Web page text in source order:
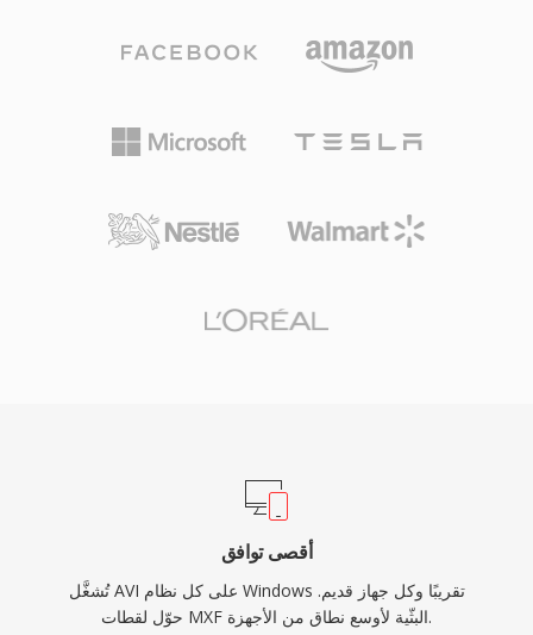
العناصر. يدعم مصنعو معدات البث الكبرى وأنظمة
المستخدمة في البث.
الاعتماد الواسع عبر الحواسيب الشخصية طوال
الخصائص الملحوظة البنية الداخلية المباشرة التي
تجعل ملفات AVI سهلة التحرير والمعالجة نسبياً على
تعقيداً. تدعم AVI أيضاً مسارات صوت متعددة، مما يتيح
سقف حجم ملف يبلغ 2 جيجابايت في التطبيقات
المعترف بها عالمياً ولا تزال مدعومة على نطاق واسع
من قبل مشغلات الوسائط وأدوات التحرير عبر جميع
أنظمة التشغيل الرئيسية.
أقصى توافق
تُشغَّل AVI على كل نظام Windows تقريبًا وكل جهاز قديم.
حوّل لقطات MXF البثّية لأوسع نطاق من الأجهزة.